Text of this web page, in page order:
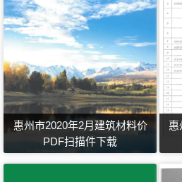
惠州市2020年2月建筑材料价
PDF扫描件下载
惠